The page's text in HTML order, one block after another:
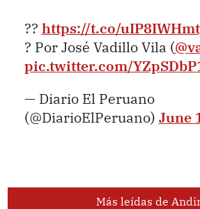
?? https://t.co/
? Por José Vadillo Vila (
pic.twitter.com/
— Diario El Peruano
(@DiarioElPeruano) June
Más leídas de